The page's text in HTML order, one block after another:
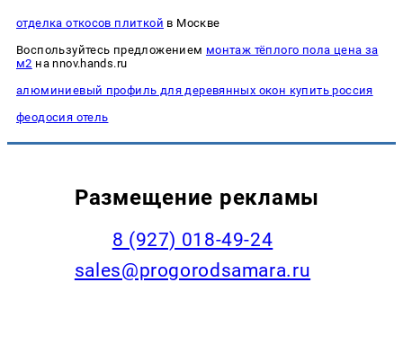
отделка откосов плиткой в Москве
Воспользуйтесь предложением монтаж тёплого пола цена за
м2 на nnov.hands.ru
алюминиевый профиль для деревянных окон купить россия
феодосия отель
Размещение рекламы
8 (927) 018-49-24
sales@progorodsamara.ru